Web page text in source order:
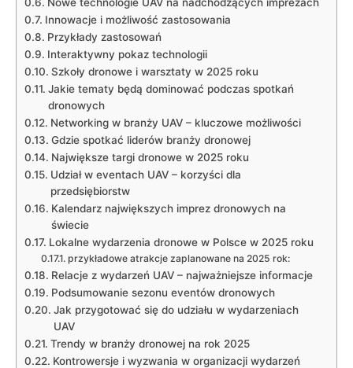
Innowacje i możliwość ‍zastosowania
Przykłady zastosowań
Interaktywny pokaz technologii
Szkoły dronowe⁢ i warsztaty w 2025 roku
Jakie​ tematy będą dominować podczas spotkań
‌dronowych
Networking w branży UAV –⁢ kluczowe możliwości
Gdzie spotkać liderów branży‍ dronowej
Największe targi dronowe w 2025 ⁤roku
Udział w⁣ eventach UAV – korzyści dla
przedsiębiorstw
Kalendarz największych imprez dronowych ⁤na
świecie
Lokalne wydarzenia ‌dronowe ⁢w Polsce w 2025 roku
przykładowe atrakcje⁣ zaplanowane ⁤na‌ 2025 rok:
Relacje z wydarzeń UAV ‍– najważniejsze informacje
Podsumowanie ‍sezonu‌ eventów ⁤dronowych
Jak ⁢przygotować ⁤się do udziału w wydarzeniach
UAV
Trendy w⁢ branży dronowej na ⁤rok 2025
Kontrowersje i wyzwania w ‌organizacji⁣ wydarzeń